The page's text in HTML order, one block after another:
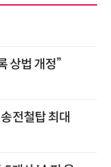
상법 개정”
전철탑 최대